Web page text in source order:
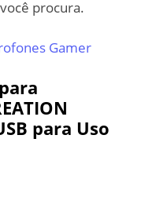
procura.
Gamer
para Uso